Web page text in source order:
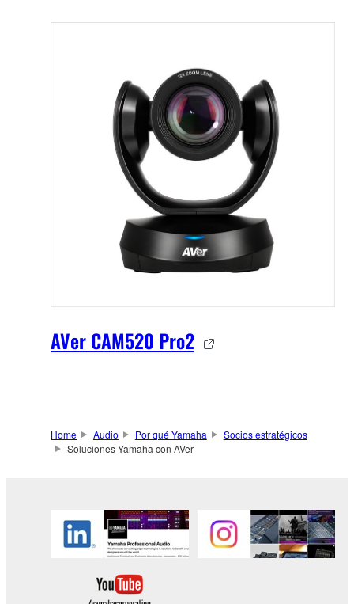
AVer CAM520 Pro2
Home Audio Por qué Yamaha
Socios estratégicos
Soluciones Yamaha con AVer